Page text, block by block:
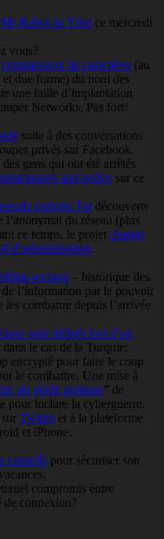
Mr Robot au Yïsst ce mercredi
vous?
comparaison de caractères (au
due forme) du nom des
une faille d’implantation
Networks. Pas fort!
suite à des conversations
privés sur Facebook.
gens qui ont été arrêtés
anti-police sur ce
espions Tordécouverts
du réseau (plus
ce temps, le projet change
d’administration.
sociaux – historique des
l’information par le pouvoir
les combattre depuis l’arrivée
sont utilisés lors d’un
le cas de la Turquie:
encrypté pour faire le coup
le combattre. Une mise à
un guide pratique” de
pour inclure la cyberguerre.
sur Twitteret à la plateforme
et iPhone.
conseils pour sécuriser son
compromis entre
de connexion?